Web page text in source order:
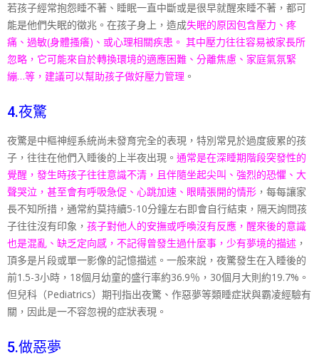
若孩子經常抱怨睡不著、睡眠一直中斷或是很早就醒來睡不著，都可
能是他們失眠的徵兆。在孩子身上，造成失眠的原因包含壓力、疼
痛、過敏(身體搔癢)、或心理相關疾患。 其中壓力往往容易被家長所
忽略，它可能來自於轉換環境的適應困難、分離焦慮、家庭氣氛緊
繃…等，建議可以幫助孩子做好壓力管理 。
4.夜驚
夜驚是中樞神經系統尚未發育完全的表現，特別常見於過度疲累的孩
子，往往在他們入睡後的上半夜出現。 通常是在深睡期階段突發性的
覺醒，發生時孩子往往意識不清，且伴隨坐起尖叫、強烈的恐懼、大
聲哭泣，甚至會有呼吸急促、心跳加速、眼睛張開的情形 ，每每讓家
長不知所措， 通常約莫持續5-10分鐘左右即會自行結束，隔天詢問孩
子往往沒有印象， 孩子對他人的安撫或呼喚沒有反應，醒來後的意識
也是混亂、缺乏定向感，不記得曾發生過什麼事，少有夢境的描述 ，
頂多是片段或單一影像的記憶描述。一般來說，夜驚發生在入睡後的
前1.5-3小時，18個月幼童的盛行率約36.9％，30個月大則約19.7%。
但兒科（Pediatrics）期刊指出夜驚、作惡夢等類睡症狀與霸凌經驗有
關，因此是一不容忽視的症狀表現。
5.做惡夢